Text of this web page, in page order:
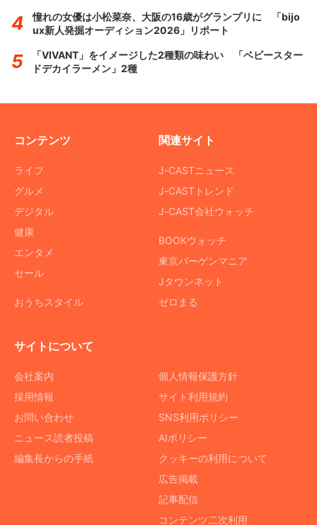
憧れの女優は小松菜奈、大阪の16歳がグランプリに 「bijo
ux新人発掘オーディション2026」リポート
「VIVANT」をイメージした2種類の味わい 「ベビースター
ドデカイラーメン」2種
コンテンツ
ライフ
グルメ
デジタル
健康
エンタメ
セール
おうちスタイル
関連サイト
J-CASTニュース
J-CASTトレンド
J-CAST会社ウォッチ
BOOKウォッチ
東京バーゲンマニア
Jタウンネット
ゼロまる
サイトについて
会社案内
採用情報
お問い合わせ
ニュース読者投稿
編集長からの手紙
個人情報保護方針
サイト利用規約
SNS利用ポリシー
AIポリシー
クッキーの利用について
広告掲載
記事配信
コンテンツ二次利用